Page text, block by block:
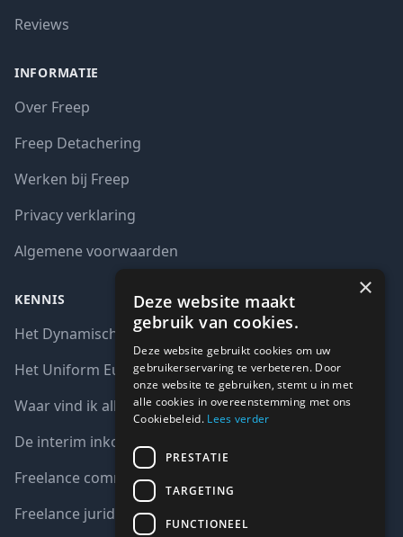
Reviews
INFORMATIE
Over Freep
Freep Detachering
Werken bij Freep
Privacy verklaring
Algemene voorwaarden
KENNIS
Het Dynamisch aankoopsysteem (DAS)
Het Uniform Europees Aanbestedingsdocument (UEA)
Waar vind ik alle interim opdrachten bij de overheid?
De interim inkoop markt in cijfers
Freelance communicatie vacatures
Freelance juridische vacatures
×
Deze website maakt
gebruik van cookies.
Deze website gebruikt cookies om uw
gebruikerservaring te verbeteren. Door
onze website te gebruiken, stemt u in met
alle cookies in overeenstemming met ons
Cookiebeleid. Lees verder
PRESTATIE
TARGETING
FUNCTIONEEL